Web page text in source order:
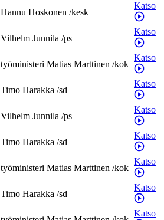
Hannu Hoskonen /kesk
Katso
Vilhelm Junnila /ps
Katso
työministeri Matias Marttinen /kok
Katso
Timo Harakka /sd
Katso
Vilhelm Junnila /ps
Katso
Timo Harakka /sd
Katso
työministeri Matias Marttinen /kok
Katso
Timo Harakka /sd
Katso
Katso